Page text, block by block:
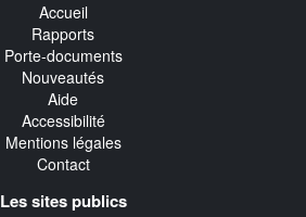
Accueil
Rapports
Porte-documents
Nouveautés
Aide
Accessibilité
Mentions légales
Contact
Les sites publics